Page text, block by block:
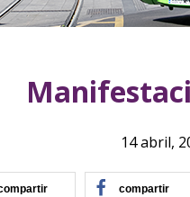
14 abril,
(se abre en nueva
compartir